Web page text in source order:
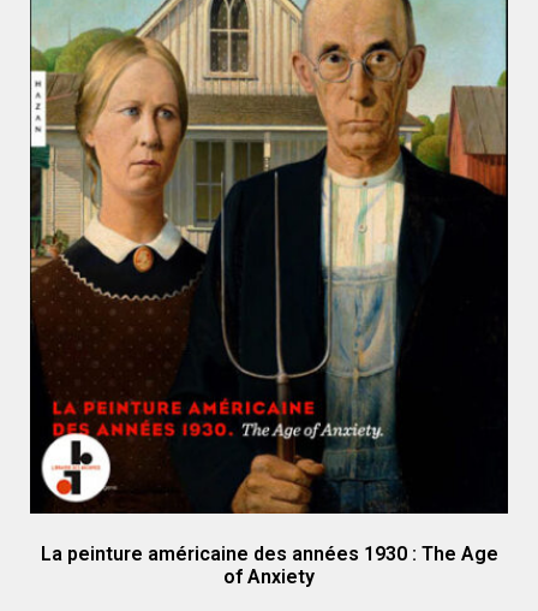
La peinture américaine des années 1930 : The Age
of Anxiety